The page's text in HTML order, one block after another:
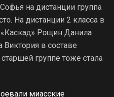
на дистанции группа
На дистанции 2 класса в
Рощин Данила
Виктория в составе
группе тоже стала